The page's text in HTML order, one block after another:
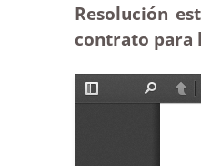
Resolución
contrato para